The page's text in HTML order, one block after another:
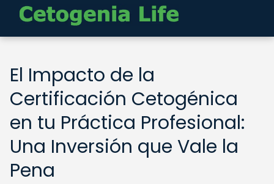
El Impacto de la
Certificación Cetogénica
en tu Práctica Profesional:
Una Inversión que Vale la
Pena